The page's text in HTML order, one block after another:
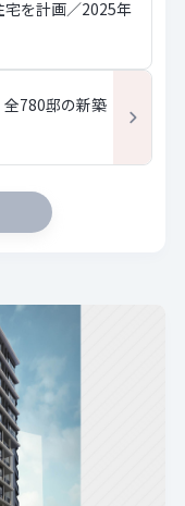
宅を計画／2025年
780邸の新築